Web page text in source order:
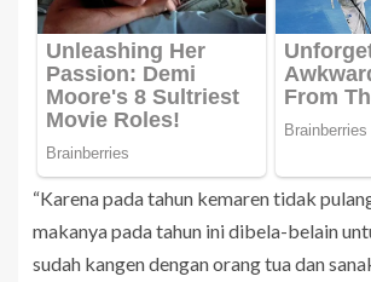
“Karena pada tahun kemaren tidak
makanya pada tahun ini dibela-belain
sudah kangen dengan orang tua dan